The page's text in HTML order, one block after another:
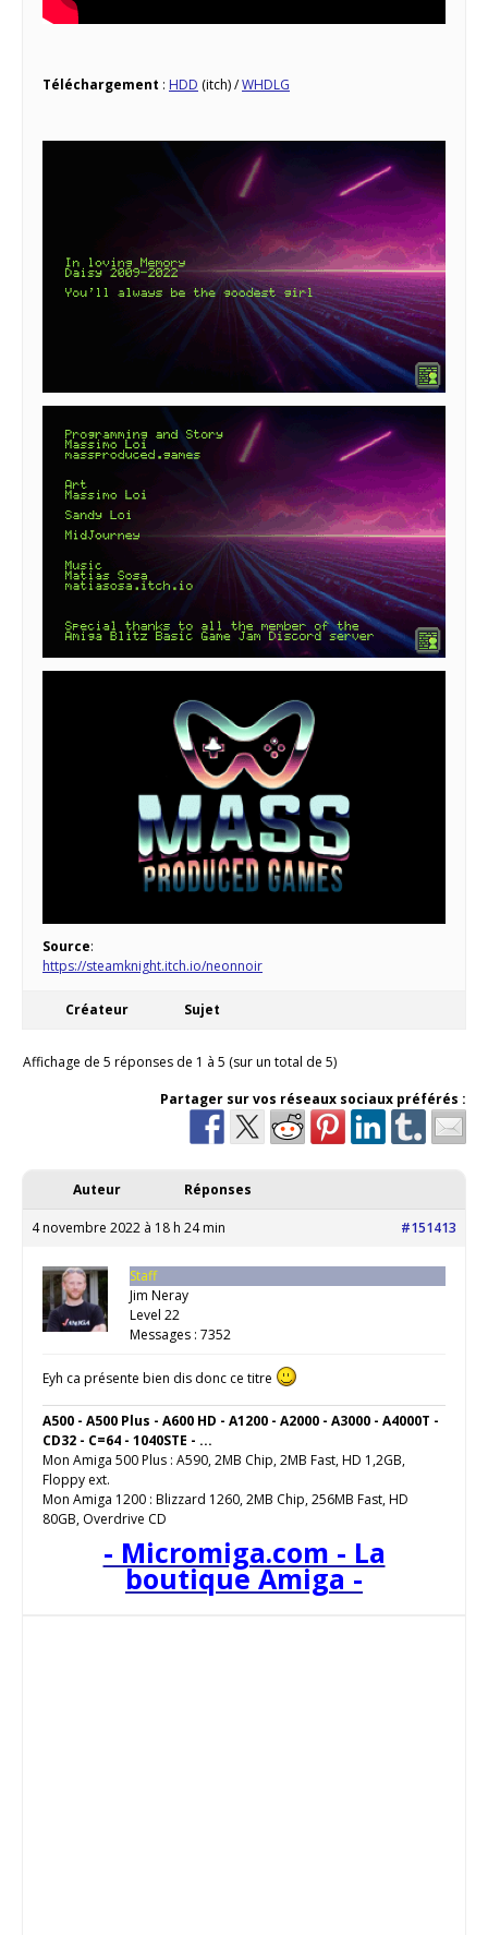
Téléchargement : HDD (itch) /WHDLG
Source:
https://steamknight.itch.io/neonnoir
Créateur Sujet
Affichage de 5 réponses de 1 à 5 (sur un total de 5)
Partager sur vos réseaux sociaux préférés :
Auteur Réponses
4 novembre 2022 à 18 h 24 min #151413
Staff
Jim Neray
Level 22
Messages : 7352
Eyh ca présente bien dis donc ce titre
A500 - A500 Plus - A600 HD - A1200 - A2000 - A3000 - A4000T -
CD32 - C=64 - 1040STE - ...
Mon Amiga 500 Plus : A590, 2MB Chip, 2MB Fast, HD 1,2GB,
Floppy ext.
Mon Amiga 1200 : Blizzard 1260, 2MB Chip, 256MB Fast, HD
80GB, Overdrive CD
- Micromiga.com - La
boutique Amiga -